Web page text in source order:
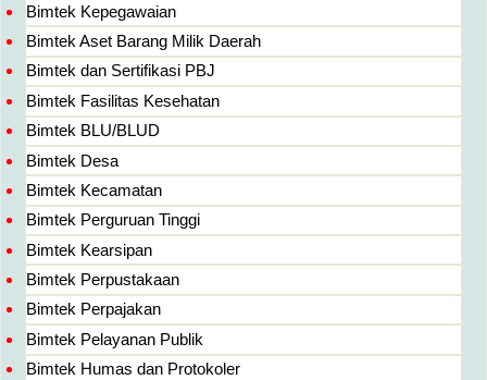
Bimtek Kepegawaian
Bimtek Aset Barang Milik Daerah
Bimtek dan Sertifikasi PBJ
Bimtek Fasilitas Kesehatan
Bimtek BLU/BLUD
Bimtek Desa
Bimtek Kecamatan
Bimtek Perguruan Tinggi
Bimtek Kearsipan
Bimtek Perpustakaan
Bimtek Perpajakan
Bimtek Pelayanan Publik
Bimtek Humas dan Protokoler